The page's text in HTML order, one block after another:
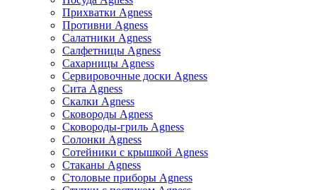
Прихватки Agness
Противни Agness
Салатники Agness
Салфетницы Agness
Сахарницы Agness
Сервировочные доски Agness
Сита Agness
Скалки Agness
Сковороды Agness
Сковороды-гриль Agness
Солонки Agness
Сотейники с крышкой Agness
Стаканы Agness
Столовые приборы Agness